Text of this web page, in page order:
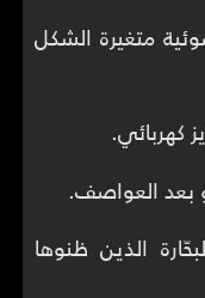
متغيرة الشكل
كهربائي.
بعد العواصف.
الذين ظنوها